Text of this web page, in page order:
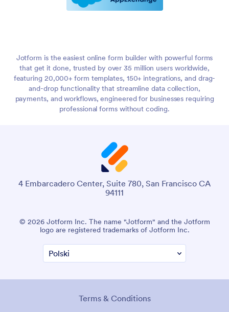
Jotform is the easiest online form builder with powerful forms
that get it done, trusted by over 35 million users worldwide,
featuring 20,000+ form templates, 150+ integrations, and drag-
and-drop functionality that streamline data collection,
payments, and workflows, engineered for businesses requiring
professional forms without coding.
4 Embarcadero Center, Suite 780, San Francisco CA
94111
© 2026 Jotform Inc. The name "Jotform" and the Jotform
logo are registered trademarks of Jotform Inc.
Terms & Conditions